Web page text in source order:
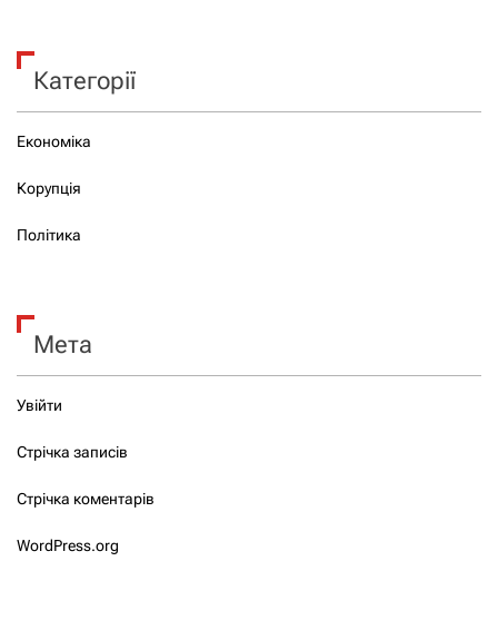
Категорії
Економіка
Корупція
Політика
Мета
Увійти
Стрічка записів
Стрічка коментарів
WordPress.org